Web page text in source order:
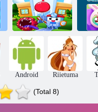
Puhastusprintsess
Beebihaigla
hambaarst
hooldus
Android Riietuma
(Total 8)